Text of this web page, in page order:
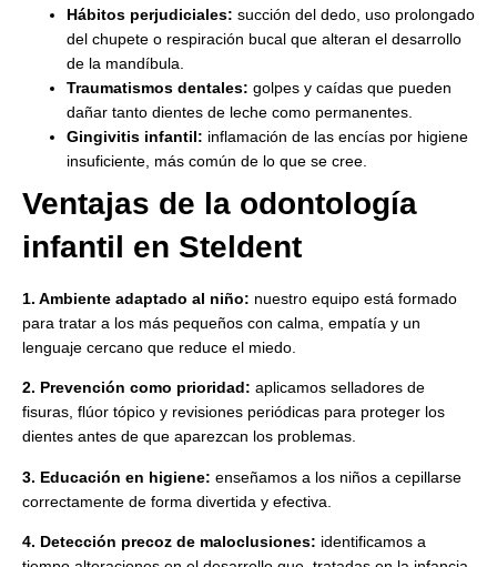
Hábitos perjudiciales: succión del dedo, uso prolongado
del chupete o respiración bucal que alteran el desarrollo
de la mandíbula.
Traumatismos dentales: golpes y caídas que pueden
dañar tanto dientes de leche como permanentes.
Gingivitis infantil: inflamación de las encías por higiene
insuficiente, más común de lo que se cree.
Ventajas de la odontología
infantil en Steldent
1. Ambiente adaptado al niño: nuestro equipo está formado
para tratar a los más pequeños con calma, empatía y un
lenguaje cercano que reduce el miedo.
2. Prevención como prioridad: aplicamos selladores de
fisuras, flúor tópico y revisiones periódicas para proteger los
dientes antes de que aparezcan los problemas.
3. Educación en higiene: enseñamos a los niños a cepillarse
correctamente de forma divertida y efectiva.
4. Detección precoz de maloclusiones: identificamos a